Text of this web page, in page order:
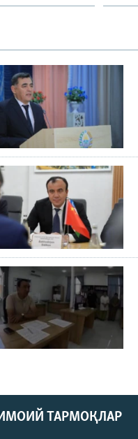
ТАРМОҚЛАР